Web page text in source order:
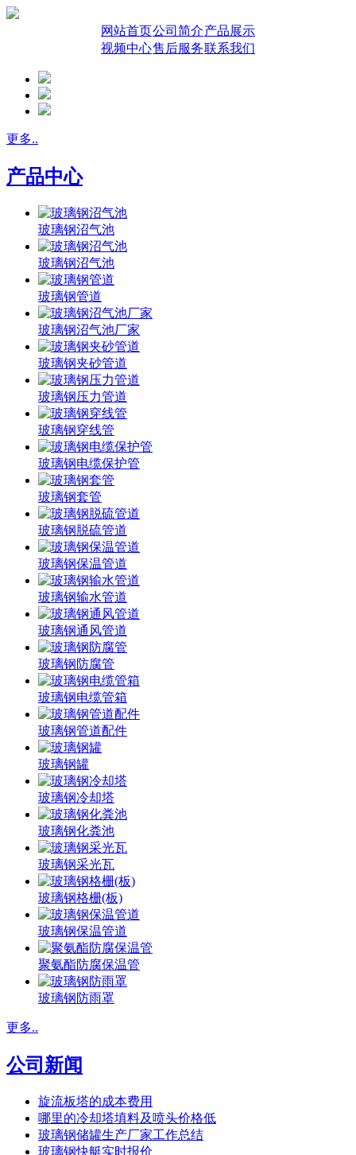
网站首页公司简介产品展示
视频中心售后服务联系我们
更多..
产品中心
玻璃钢沼气池
玻璃钢沼气池
玻璃钢管道
玻璃钢沼气池厂家
玻璃钢夹砂管道
玻璃钢压力管道
玻璃钢穿线管
玻璃钢电缆保护管
玻璃钢套管
玻璃钢脱硫管道
玻璃钢保温管道
玻璃钢输水管道
玻璃钢通风管道
玻璃钢防腐管
玻璃钢电缆管箱
玻璃钢管道配件
玻璃钢罐
玻璃钢冷却塔
玻璃钢化粪池
玻璃钢采光瓦
玻璃钢格栅(板)
玻璃钢保温管道
聚氨酯防腐保温管
玻璃钢防雨罩
更多..
公司新闻
旋流板塔的成本费用
哪里的冷却塔填料及喷头价格低
玻璃钢储罐生产厂家工作总结
玻璃钢快艇实时报价